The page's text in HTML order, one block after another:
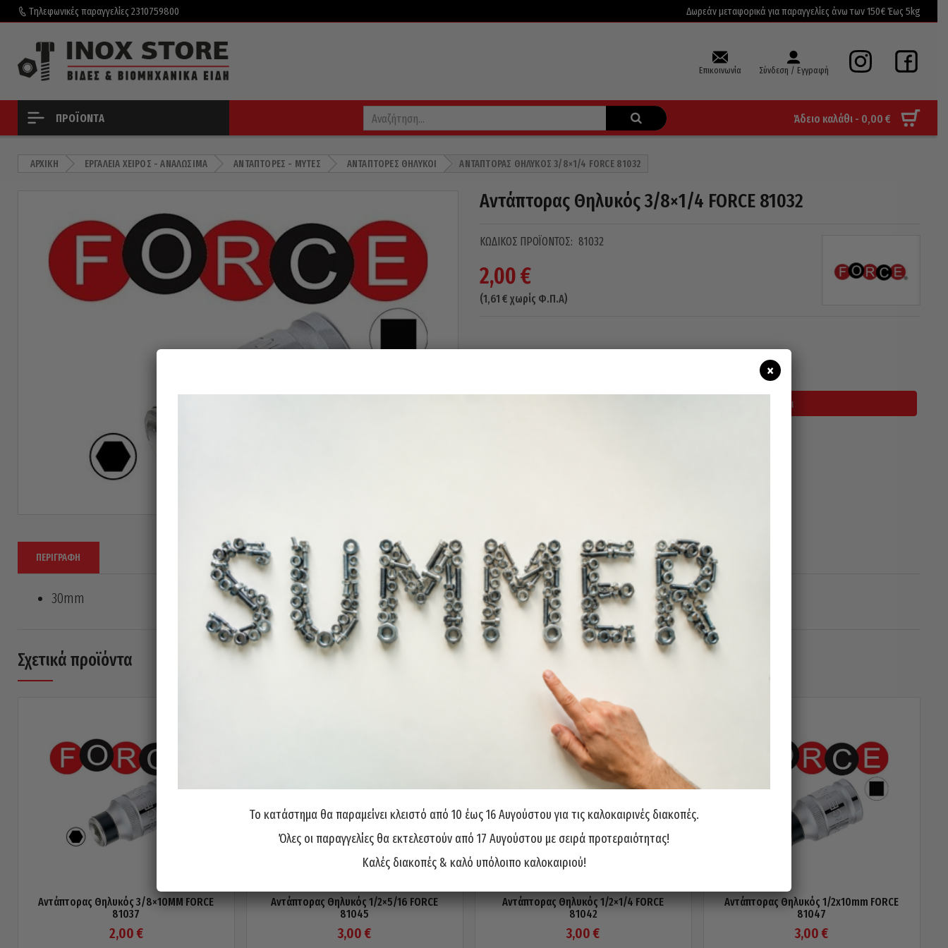
Τηλεφωνικές παραγγελίες 2310759800 Δωρεάν μεταφορικά για παραγγελίες άνω των 150€ Έως 5kg
Επικοινωνία Σύνδεση / Εγγραφή
ΠΡΟΪΌΝΤΑ Άδειο καλάθι - 0,00 €
ΑΡΧΙΚΉ ΕΡΓΑΛΕΊΑ ΧΕΙΡΌΣ - ΑΝΑΛΏΣΙΜΑ ΑΝΤΆΠΤΟΡΕΣ - ΜΎΤΕΣ ΑΝΤΆΠΤΟΡΕΣ ΘΗΛΥΚΟΊ ΑΝΤΆΠΤΟΡΑΣ ΘΗΛΥΚΌΣ 3/8×1/4 FORCE 81032
Αντάπτορας Θηλυκός 3/8×1/4 FORCE 81032
ΚΩΔΙΚΌΣ ΠΡΟΪΌΝΤΟΣ: 81032
2,00€
(1,61 € χωρίς Φ.Π.Α)
Προσθήκη Στο Καλάθι
ΠΕΡΙΓΡΑΦΉ
30mm
Σχετικά προϊόντα
Αντάπτορας Θηλυκός 3/8×10ΜΜ FORCE
81037
2,00 €
Αντάπτορας Θηλυκός 1/2×5/16 FORCE
81045
3,00 €
Αντάπτορας Θηλυκός 1/2×1/4 FORCE
81042
3,00 €
Αντάπτορας Θηλυκός 1/2x10mm FORCE
81047
3,00 €
Το κατάστημα θα παραμείνει κλειστό από 10 έως 16 Αυγούστου για τις καλοκαιρινές διακοπές.
Όλες οι παραγγελίες θα εκτελεστούν από 17 Αυγούστου με σειρά προτεραιότητας!
Καλές διακοπές & καλό υπόλοιπο καλοκαιριού!
×